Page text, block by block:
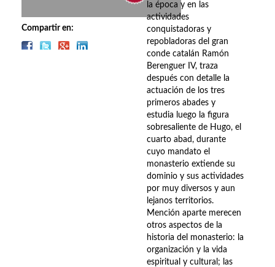
Cuentos y relatos
Deportes
Compartir en:
la época y en las
actividades
conquistadoras y
repobladoras del gran
conde catalán Ramón
Berenguer IV, traza
después con detalle la
actuación de los tres
primeros abades y
estudia luego la figura
sobresaliente de Hugo, el
cuarto abad, durante
cuyo mandato el
monasterio extiende su
dominio y sus actividades
por muy diversos y aun
lejanos territorios.
Mención aparte merecen
otros aspectos de la
historia del monasterio: la
organización y la vida
espiritual y cultural; las